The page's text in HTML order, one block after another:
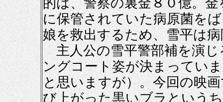
的は、警察の裏金８０億。
に保管されていた病原菌を
娘を救出するため、雪平は
主人公の雪平警部補を演じ
ングコート姿が決まってい
と思いますが）。今回の映
び上がった黒いブラという